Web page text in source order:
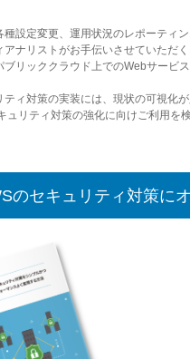
種設定変更、運用状況のレポーティ
アナリストがお手伝いさせていただ
ブリッククラウド上でのWebサービ
ティ対策の実装には、現状の可視化
ュリティ対策の強化に向けご利用を
のセキュリティ対策に